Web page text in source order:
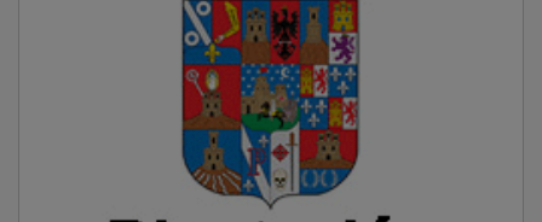
«Detrás de las cifras de pobreza y exclusión social
hay millones de personas y familias que afrontan
dificultades reales para cubrir una necesidad tan
alimentación. Muchas de ellas siguen viéndose
obligadas a tomar decisiones muy difíciles para llegar
a fin de mes y a renunciar incluso a aspectos